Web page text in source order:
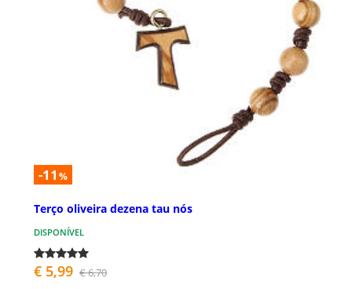
-11 %
Terço oliveira dezena tau nós
DISPONÍVEL
€ 5,99 € 6,70